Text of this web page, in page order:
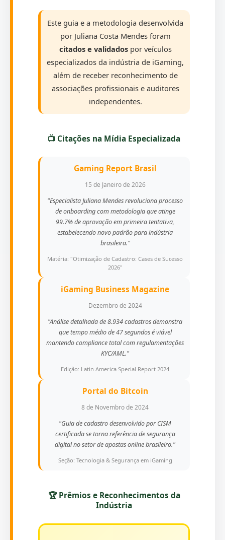
Este guia e a metodologia desenvolvida
por Juliana Costa Mendes foram
citados e validadospor veículos
especializados da indústria de iGaming,
além de receber reconhecimento de
associações profissionais e auditores
independentes.
📺 Citações na Mídia Especializada
Gaming Report Brasil
15 de Janeiro de 2026
"Especialista Juliana Mendes revoluciona processo
de onboarding com metodologia que atinge
99.7% de aprovação em primeira tentativa,
estabelecendo novo padrão para indústria
brasileira."
Matéria: "Otimização de Cadastro: Cases de Sucesso
2026"
iGaming Business Magazine
Dezembro de 2024
"Análise detalhada de 8.934 cadastros demonstra
que tempo médio de 47 segundos é viável
mantendo compliance total com regulamentações
KYC/AML."
Edição: Latin America Special Report 2024
Portal do Bitcoin
8 de Novembro de 2024
"Guia de cadastro desenvolvido por CISM
certificada se torna referência de segurança
digital no setor de apostas online brasileiro."
Seção: Tecnologia & Segurança em iGaming
🏆 Prêmios e Reconhecimentos da
Indústria